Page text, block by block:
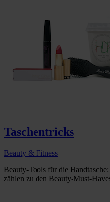
Taschentricks
Beauty & Fitness
Beauty-Tools für die
zählen zu den Beauty-Must-